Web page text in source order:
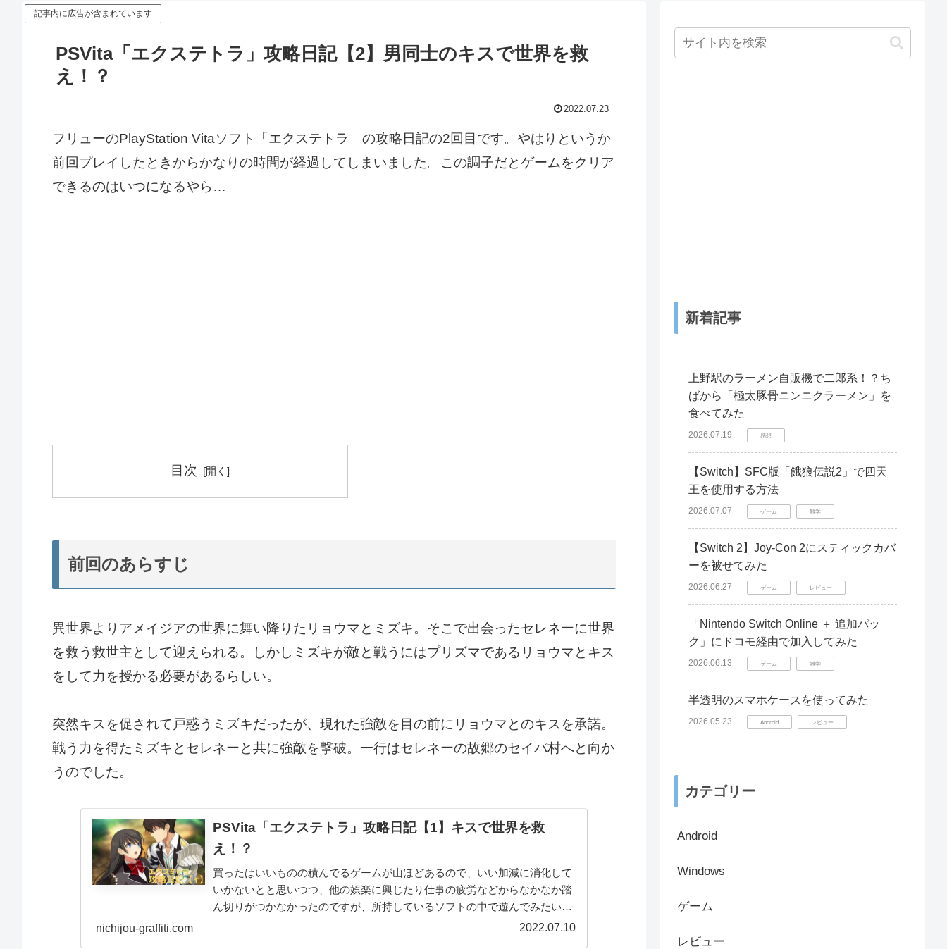
記事内に広告が含まれています
PSVita「エクステトラ」攻略日記【2】男同士のキスで世界を救
え！？
2022.07.23
フリューのPlayStation Vitaソフト「エクステトラ」の攻略日記の2回目です。やはりというか
前回プレイしたときからかなりの時間が経過してしまいました。この調子だとゲームをクリア
できるのはいつになるやら…。
目次
前回のあらすじ
異世界よりアメイジアの世界に舞い降りたリョウマとミズキ。そこで出会ったセレネーに世界
を救う救世主として迎えられる。しかしミズキが敵と戦うにはプリズマであるリョウマとキス
をして力を授かる必要があるらしい。
突然キスを促されて戸惑うミズキだったが、現れた強敵を目の前にリョウマとのキスを承諾。
戦う力を得たミズキとセレネーと共に強敵を撃破。一行はセレネーの故郷のセイバ村へと向か
うのでした。
PSVita「エクステトラ」攻略日記【1】キスで世界を救
え！？
買ったはいいものの積んでるゲームが山ほどあるので、いい加減に消化して
いかないとと思いつつ、他の娯楽に興じたり仕事の疲労などからなかなか踏
ん切りがつかなかったのですが、所持しているソフトの中で遊んでみたいタ
nichijou-graffiti.com 2022.07.10
新着記事
上野駅のラーメン自販機で二郎系！？ち
ばから「極太豚骨ニンニクラーメン」を
食べてみた
2026.07.19 感想
【Switch】SFC版「餓狼伝説2」で四天
王を使用する方法
2026.07.07 ゲーム 雑学
【Switch 2】Joy-Con 2にスティックカバ
ーを被せてみた
2026.06.27 ゲーム レビュー
「Nintendo Switch Online ＋ 追加パッ
ク」にドコモ経由で加入してみた
2026.06.13 ゲーム 雑学
半透明のスマホケースを使ってみた
2026.05.23 Android レビュー
カテゴリー
Android
Windows
ゲーム
レビュー